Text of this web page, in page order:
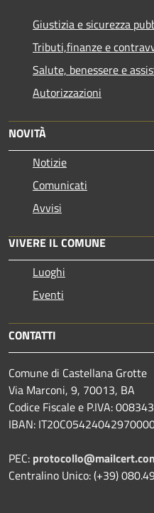
Giustizia e sicurezza
Tributi,finanze e
Salute, benessere e
Autorizzazioni
NOVITÀ
Notizie
Comunicati
Avvisi
VIVERE IL COMUNE
Luoghi
Eventi
CONTATTI
Comune di Castellana Grotte
Via Marconi, 9, 70013, BA
Codice Fiscale e P.IVA:
IBAN:
PEC:
Centralino Unico: (+39)